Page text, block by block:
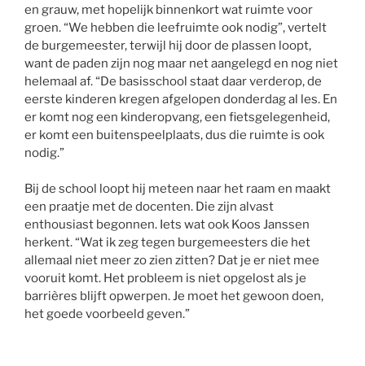
en grauw, met hopelijk binnenkort wat ruimte voor
groen. “We hebben die leefruimte ook nodig”, vertelt
de burgemeester, terwijl hij door de plassen loopt,
want de paden zijn nog maar net aangelegd en nog niet
helemaal af. “De basisschool staat daar verderop, de
eerste kinderen kregen afgelopen donderdag al les. En
er komt nog een kinderopvang, een fietsgelegenheid,
er komt een buitenspeelplaats, dus die ruimte is ook
nodig.”
Bij de school loopt hij meteen naar het raam en maakt
een praatje met de docenten. Die zijn alvast
enthousiast begonnen. Iets wat ook Koos Janssen
herkent. “Wat ik zeg tegen burgemeesters die het
allemaal niet meer zo zien zitten? Dat je er niet mee
vooruit komt. Het probleem is niet opgelost als je
barrières blijft opwerpen. Je moet het gewoon doen,
het goede voorbeeld geven.”